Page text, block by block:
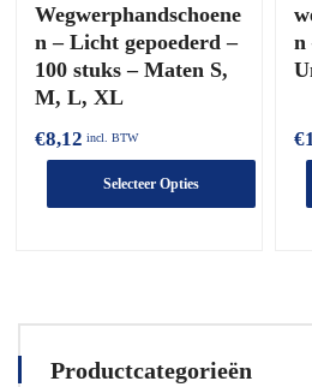
Productcategorieën
Wegwerphandschoene
n – Licht gepoederd –
100 stuks – Maten S,
M, L, XL
€8,12 incl. BTW
Selecteer Opties
varianten.
opties
n
€